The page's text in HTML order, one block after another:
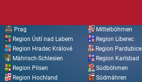
Prag
Mittelböhmen
Region Ústí nad Labem
Region Liberec
Region Hradec Králové
Region Pardubice
Mährisch-Schlesien
Region Karlsbad
Region Pilsen
Südböhmen
Region Hochland
Südmähren